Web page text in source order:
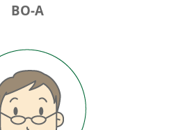
BO-A